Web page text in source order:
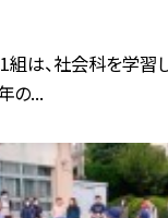
組は、社会科を学習
の...